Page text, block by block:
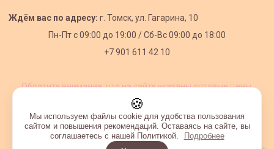
Ждём вас по адресу: г. Томск, ул. Гагарина, 10
Пн-Пт с09:00 до 19:00 /Сб-Вс 09:00 до 18:00
+7 901 611 42 10
Обратите внимание, что на сайте указаны оптовые цены,
🍪
Мы используем файлы cookie для удобства пользования
сайтом и повышения рекомендаций. Оставаясь на сайте, вы
соглашаетесь с нашей Политикой.
Подробнее